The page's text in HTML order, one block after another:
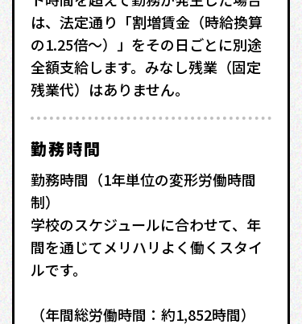
は、法定通り「割増賃金（時給換算
の1.25倍〜）」をその日ごとに別途
全額支給します。みなし残業（固定
残業代）はありません。
勤務時間
勤務時間（1年単位の変形労働時間
制）
学校のスケジュールに合わせて、年
間を通じてメリハリよく働くスタイ
ルです。
（年間総労働時間：約1,852時間）